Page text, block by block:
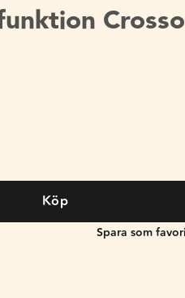
Crosso
Köp